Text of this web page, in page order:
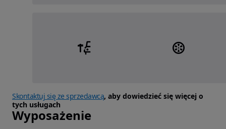
Skontaktuj się ze sprzedawcą, aby dowiedzieć się więcej o
tych usługach
Wyposażenie